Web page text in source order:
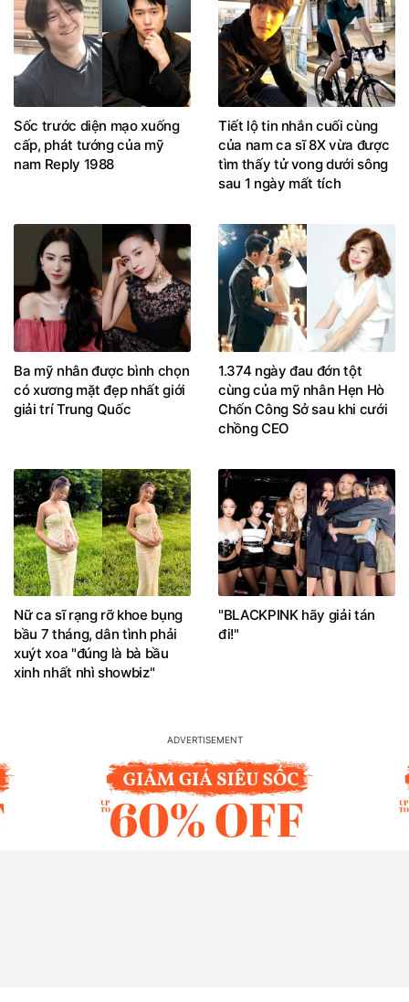
Sốc trước diện mạo xuống
cấp, phát tướng của mỹ
nam Reply 1988
Tiết lộ tin nhắn cuối cùng
của nam ca sĩ 8X vừa được
tìm thấy tử vong dưới sông
sau 1 ngày mất tích
Ba mỹ nhân được bình chọn
có xương mặt đẹp nhất giới
giải trí Trung Quốc
1.374 ngày đau đớn tột
cùng của mỹ nhân Hẹn Hò
Chốn Công Sở sau khi cưới
chồng CEO
Nữ ca sĩ rạng rỡ khoe bụng
bầu 7 tháng, dân tình phải
xuýt xoa "đúng là bà bầu
xinh nhất nhì showbiz"
"BLACKPINK hãy giải tán
đi!"